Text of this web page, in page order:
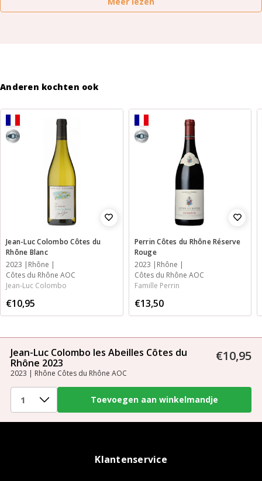
Anderen kochten ook
8,5
Jean-Luc Colombo Côtes du
Rhône Blanc
2023
Rhône
Côtes du Rhône AOC
Jean-Luc Colombo
€10,95
8,5
Perrin Côtes du Rhône Réserve
Rouge
2023
Rhône
Côtes du Rhône AOC
Famille Perrin
€13,50
Jean-Luc Colombo les Abeilles Côtes du
Rhône 2023
2023 | Rhône Côtes du Rhône AOC
€10,95
Klantenservice